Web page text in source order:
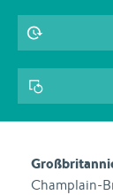
Champlain-